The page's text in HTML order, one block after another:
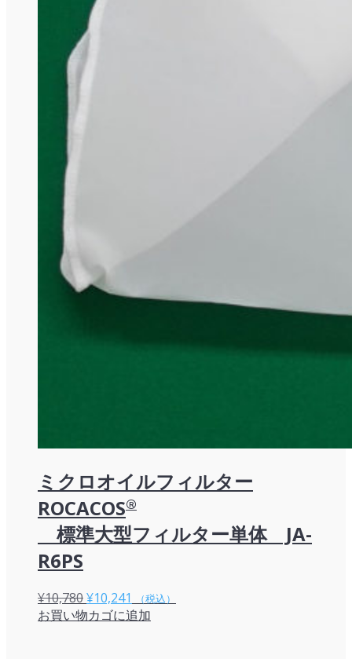
ミクロオイルフィルター
ROCACOS®
標準大型フィルター単体 JA-
R6PS
¥10,780元
の
¥10,241 現
在
（税込）
お買い物カゴに追加